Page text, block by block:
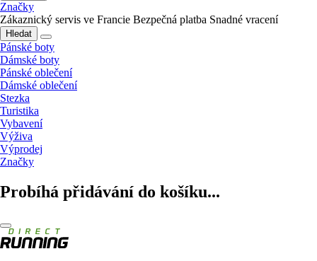
Značky
Zákaznický servis ve Francie Bezpečná platba Snadné vracení
Hledat
Pánské boty
Dámské boty
Pánské oblečení
Dámské oblečení
Stezka
Turistika
Vybavení
Výživa
Výprodej
Značky
Probíhá přidávání do košíku...